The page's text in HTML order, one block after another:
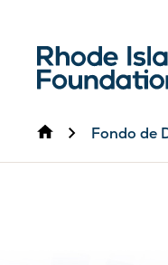
InicioFondo de